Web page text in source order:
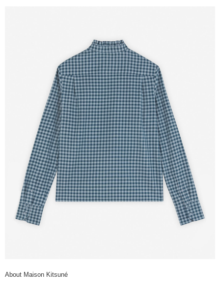
About Maison Kitsuné